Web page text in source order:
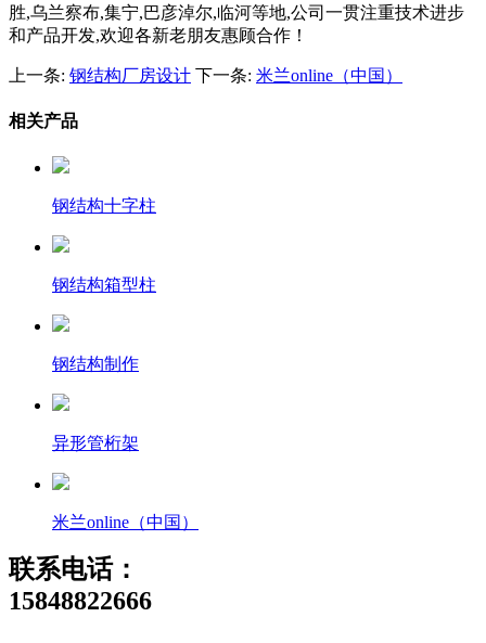
胜,乌兰察布,集宁,巴彦淖尔,临河等地,公司一贯注重技术进步
和产品开发,欢迎各新老朋友惠顾合作！
上一条: 钢结构厂房设计 下一条: 米兰online（中国）
相关产品
钢结构十字柱
钢结构箱型柱
钢结构制作
异形管桁架
米兰online（中国）
联系电话：
15848822666